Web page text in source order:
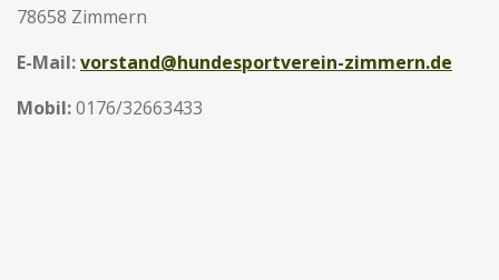
78658 Zimmern
E-Mail:vorstand@hundesportverein-zimmern.de
Mobil:0176/32663433